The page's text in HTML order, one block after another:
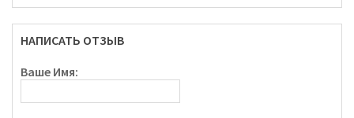
НАПИСАТЬ ОТЗЫВ
Ваше Имя: